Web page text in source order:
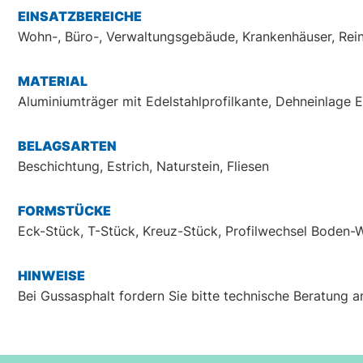
EINSATZBEREICHE
Wohn-, Büro-, Verwaltungsgebäude, Krankenhäuser,
MATERIAL
Aluminiumträger mit Edelstahlprofilkante, Dehneinlage
BELAGSARTEN
Beschichtung, Estrich, Naturstein, Fliesen
FORMSTÜCKE
Eck-Stück, T-Stück, Kreuz-Stück, Profilwechsel Boden-
HINWEISE
Bei Gussasphalt fordern Sie bitte technische Beratung